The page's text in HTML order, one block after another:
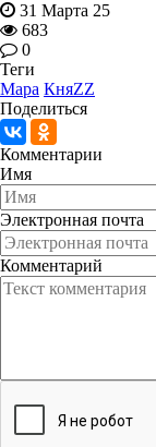
31 Марта 25
683
0
Теги
Мара КняZZ
Поделиться
Комментарии
Имя
Электронная почта
Комментарий